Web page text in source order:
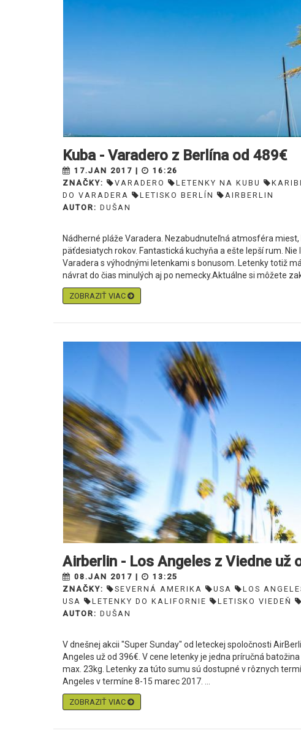
Kuba - Varadero z Berlína od 489€
17.JAN 2017 |
16:26
ZNAČKY:
VARADERO LETENKY NA KUBU
DO VARADERA
LETISKO BERLÍN
AIRBERLIN
AUTOR: DUŠAN
Nádherné pláže Varadera. Nezabudnuteľná atmosféra
päťdesiatych rokov. Fantastická kuchyňa a ešte lepší rum.
Varadera s výhodnými letenkami s bonusom. Letenky totiž
návrat do čias minulých aj po nemecky.Aktuálne si môžete
ZOBRAZIŤ VIAC
Airberlin - Los Angeles z Viedne už
08.JAN 2017 |
13:25
ZNAČKY:
SEVERNÁ AMERIKA USA LOS
USA
LETENKY DO KALIFORNIE LETISKO VIEDEŇ
AUTOR: DUŠAN
V dnešnej akcii "Super Sunday" od leteckej spoločnosti
Angeles už od 396€. V cene letenky je jedna príručná
max. 23kg. Letenky za túto sumu sú dostupné v rôznych
Angeles v termíne 8-15 marec 2017. ...
ZOBRAZIŤ VIAC